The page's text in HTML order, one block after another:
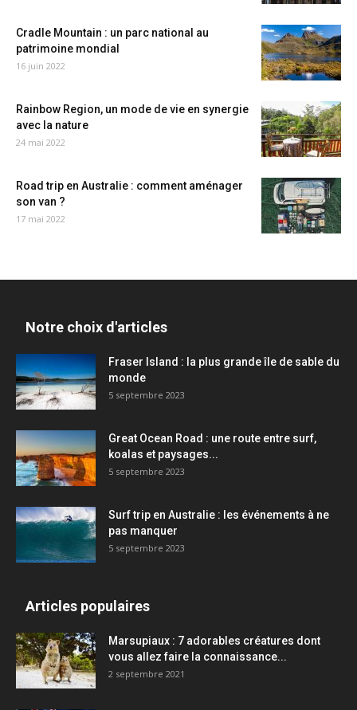
Cradle Mountain : un parc national au
patrimoine mondial
16 juin 2022
Rainbow Region, un mode de vie en synergie
avec la nature
24 mai 2022
Road trip en Australie : comment aménager
son van ?
17 mai 2022
Notre choix d'articles
Fraser Island : la plus grande île de sable du
monde
5 septembre 2023
Great Ocean Road : une route entre surf,
koalas et paysages...
5 septembre 2023
Surf trip en Australie : les événements à ne
pas manquer
5 septembre 2023
Articles populaires
Marsupiaux : 7 adorables créatures dont
vous allez faire la connaissance...
2 septembre 2021